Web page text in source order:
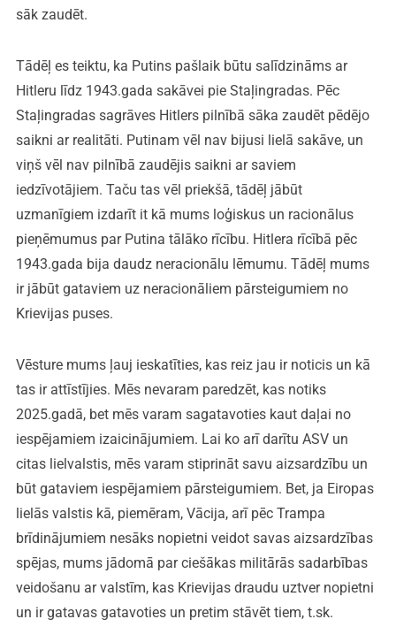
sāk zaudēt.
Tādēļ es teiktu, ka Putins pašlaik būtu salīdzināms ar
Hitleru līdz 1943.gada sakāvei pie Staļingradas. Pēc
Staļingradas sagrāves Hitlers pilnībā sāka zaudēt pēdējo
saikni ar realitāti. Putinam vēl nav bijusi lielā sakāve, un
viņš vēl nav pilnībā zaudējis saikni ar saviem
iedzīvotājiem. Taču tas vēl priekšā, tādēļ jābūt
uzmanīgiem izdarīt it kā mums loģiskus un racionālus
pieņēmumus par Putina tālāko rīcību. Hitlera rīcībā pēc
1943.gada bija daudz neracionālu lēmumu. Tādēļ mums
ir jābūt gataviem uz neracionāliem pārsteigumiem no
Krievijas puses.
Vēsture mums ļauj ieskatīties, kas reiz jau ir noticis un kā
tas ir attīstījies. Mēs nevaram paredzēt, kas notiks
2025.gadā, bet mēs varam sagatavoties kaut daļai no
iespējamiem izaicinājumiem. Lai ko arī darītu ASV un
citas lielvalstis, mēs varam stiprināt savu aizsardzību un
būt gataviem iespējamiem pārsteigumiem. Bet, ja Eiropas
lielās valstis kā, piemēram, Vācija, arī pēc Trampa
brīdinājumiem nesāks nopietni veidot savas aizsardzības
spējas, mums jādomā par ciešākas militārās sadarbības
veidošanu ar valstīm, kas Krievijas draudu uztver nopietni
un ir gatavas gatavoties un pretim stāvēt tiem, t.sk.